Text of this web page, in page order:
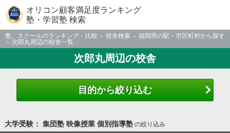
オリコン顧客満足度ランキング
塾・学習塾 検索
塾、スクールのランキング・比較 校舎検索
福岡県の駅・市区町村から探す
次郎丸周辺の校舎一覧
次郎丸周辺の校舎
目的から絞り込む
大学受験： 集団塾 映像授業 個別指導塾の絞り込み